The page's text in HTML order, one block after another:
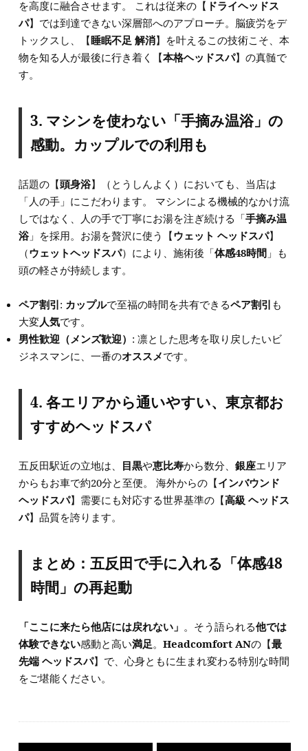
を高度に融合させます。 これは従来の【 ドライヘッドス
パ】では到達できない深層部へのアプローチ。脳疲労をデ
トックスし、【睡眠不足 解消】を叶えるこの技術こそ、本
物を知る人が最後に行き着く【本格ヘッドスパ】の真髄で
す。
3. マシンを使わない「手摘み温浴」の
感動。カップルでの利用も
話題の【頭身浴】（とうしんよく）においても、当店は
「人の手」にこだわります。 マシンによる機械的なかけ流
しではなく、人の手で丁寧にお湯を注ぎ続ける「手摘み温
浴」を採用。お湯を贅沢に使う【ウェット ヘッドスパ】
（ウェットヘッドスパ）により、施術後「体感48時間」も
頭の軽さが持続します。
ペア割引: カップルで至福の時間を共有できるペア割引 も
大変人気です。
男性歓迎（メンズ歓迎） : 凛とした思考を取り戻したいビ
ジネスマンに、一番のオススメです。
4. 各エリアから通いやすい、東京都お
すすめヘッドスパ
五反田駅近の立地は、 目黒や恵比寿から数分、 銀座エリア
からもお車で約20分と至便。 海外からの【インバウンド
ヘッドスパ】需要にも対応する世界基準の【高級 ヘッドス
パ】品質を誇ります。
まとめ：五反田で手に入れる「体感48
時間」の再起動
「ここに来たら他店には戻れない」 。そう語られる他では
体験できない感動と高い満足。 Headcomfort ANの【最
先端 ヘッドスパ】で、心身ともに生まれ変わる特別な時間
をご堪能ください。